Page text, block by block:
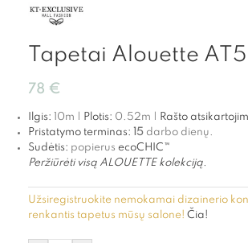
Tapetai Alouette
78 €
Ilgis: 10m | Plotis: 0.52m | Rašto
Pristatymo terminas:
15 darbo dienų.
Sudėtis: popierus ecoCHIC™
Peržiūrėti visą ALOUETTE kolekciją.
Užsiregistruokite nemokamai dizainerio
renkantis tapetus mūsų salone! Čia!